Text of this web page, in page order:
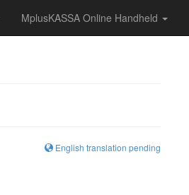
MplusKASSA Online Handheld
English translation pending